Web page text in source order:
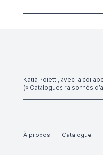
Katia Poletti, avec la
(« Catalogues raisonnés
À propos Catalogue